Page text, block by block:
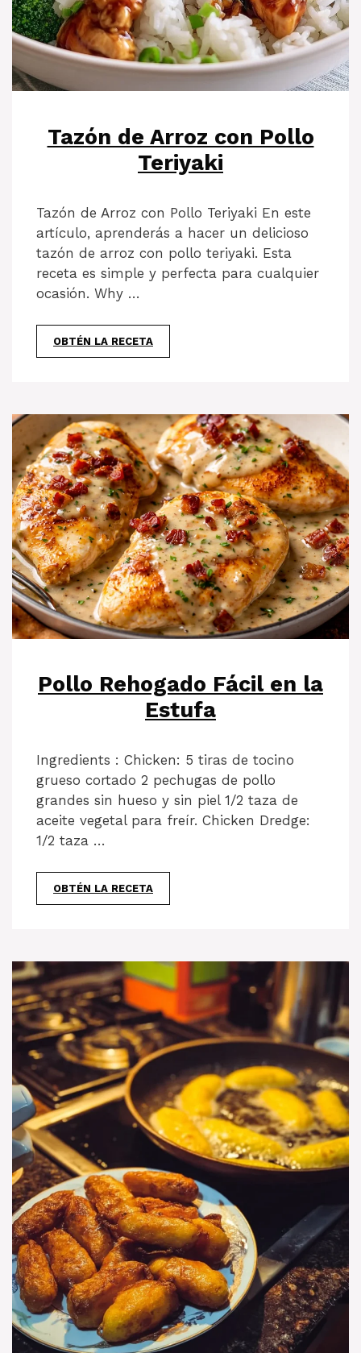
Tazón de Arroz con Pollo
Teriyaki
Tazón de Arroz con Pollo Teriyaki En este
artículo, aprenderás a hacer un delicioso
tazón de arroz con pollo teriyaki. Esta
receta es simple y perfecta para cualquier
ocasión. Why …
OBTÉN LA RECETA
Pollo Rehogado Fácil en la
Estufa
Ingredients : Chicken: 5 tiras de tocino
grueso cortado 2 pechugas de pollo
grandes sin hueso y sin piel 1/2 taza de
aceite vegetal para freír. Chicken Dredge:
1/2 taza …
OBTÉN LA RECETA